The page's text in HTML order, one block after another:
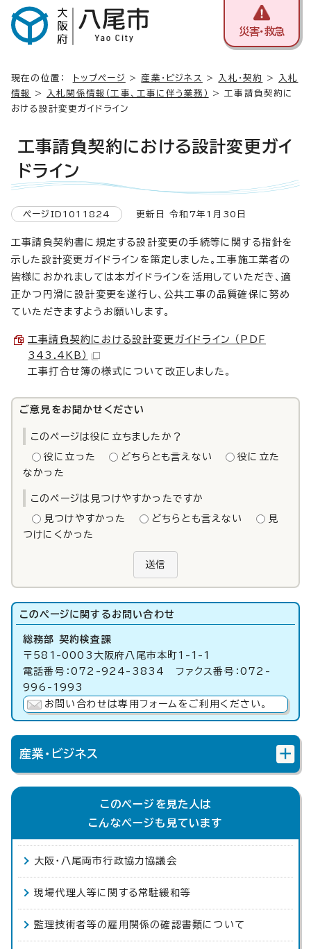
災害・救急
現在の位置： トップページ > 産業・ビジネス > 入札・契約 >
入札
情報
> 入札関係情報（工事、工事に伴う業務）
> 工事請負契約に
おける設計変更ガイドライン
工事請負契約における設計変更ガイ
ドライン
ページID1011824 更新日 令和7年1月30日
工事請負契約書に規定する設計変更の手続等に関する指針を
示した設計変更ガイドラインを策定しました。工事施工業者の
皆様におかれましては本ガイドラインを活用していただき、適
正かつ円滑に設計変更を遂行し、公共工事の品質確保に努め
ていただきますようお願いします。
工事請負契約における設計変更ガイドライン （PDF
343.4KB）
工事打合せ簿の様式について改正しました。
ご意見をお聞かせください
このページは役に立ちましたか？
役に立った どちらとも言えない
役に立た
なかった
このページは見つけやすかったですか
見つけやすかった どちらとも言えない
見
つけにくかった
送信
このページに関する お問い合わせ
総務部 契約検査課
〒581-0003大阪府八尾市本町1-1-1
電話番号：072-924-3834 ファクス番号：072-
996-1993
お問い合わせは専用フォームをご利用ください。
産業・ビジネス
このページを見た人は
こんなページも見ています
大阪・八尾両市行政協力協議会
現場代理人等に関する常駐緩和等
監理技術者等の雇用関係の確認書類について